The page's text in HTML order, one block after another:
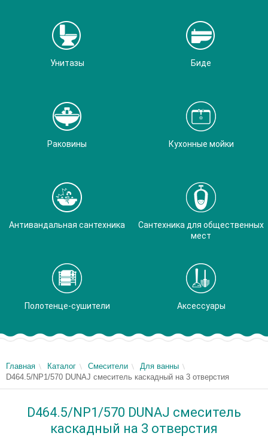
Унитазы Биде
Раковины Кухонные мойки
Антивандальная сантехника
Сантехника для общественных
мест
Полотенце-сушители Аксессуары
Главная Каталог Смесители
Для ванны
D464.5/NP1/570 DUNAJ смеситель каскадный на 3 отверстия
D464.5/NP1/570 DUNAJ смеситель
каскадный на 3 отверстия